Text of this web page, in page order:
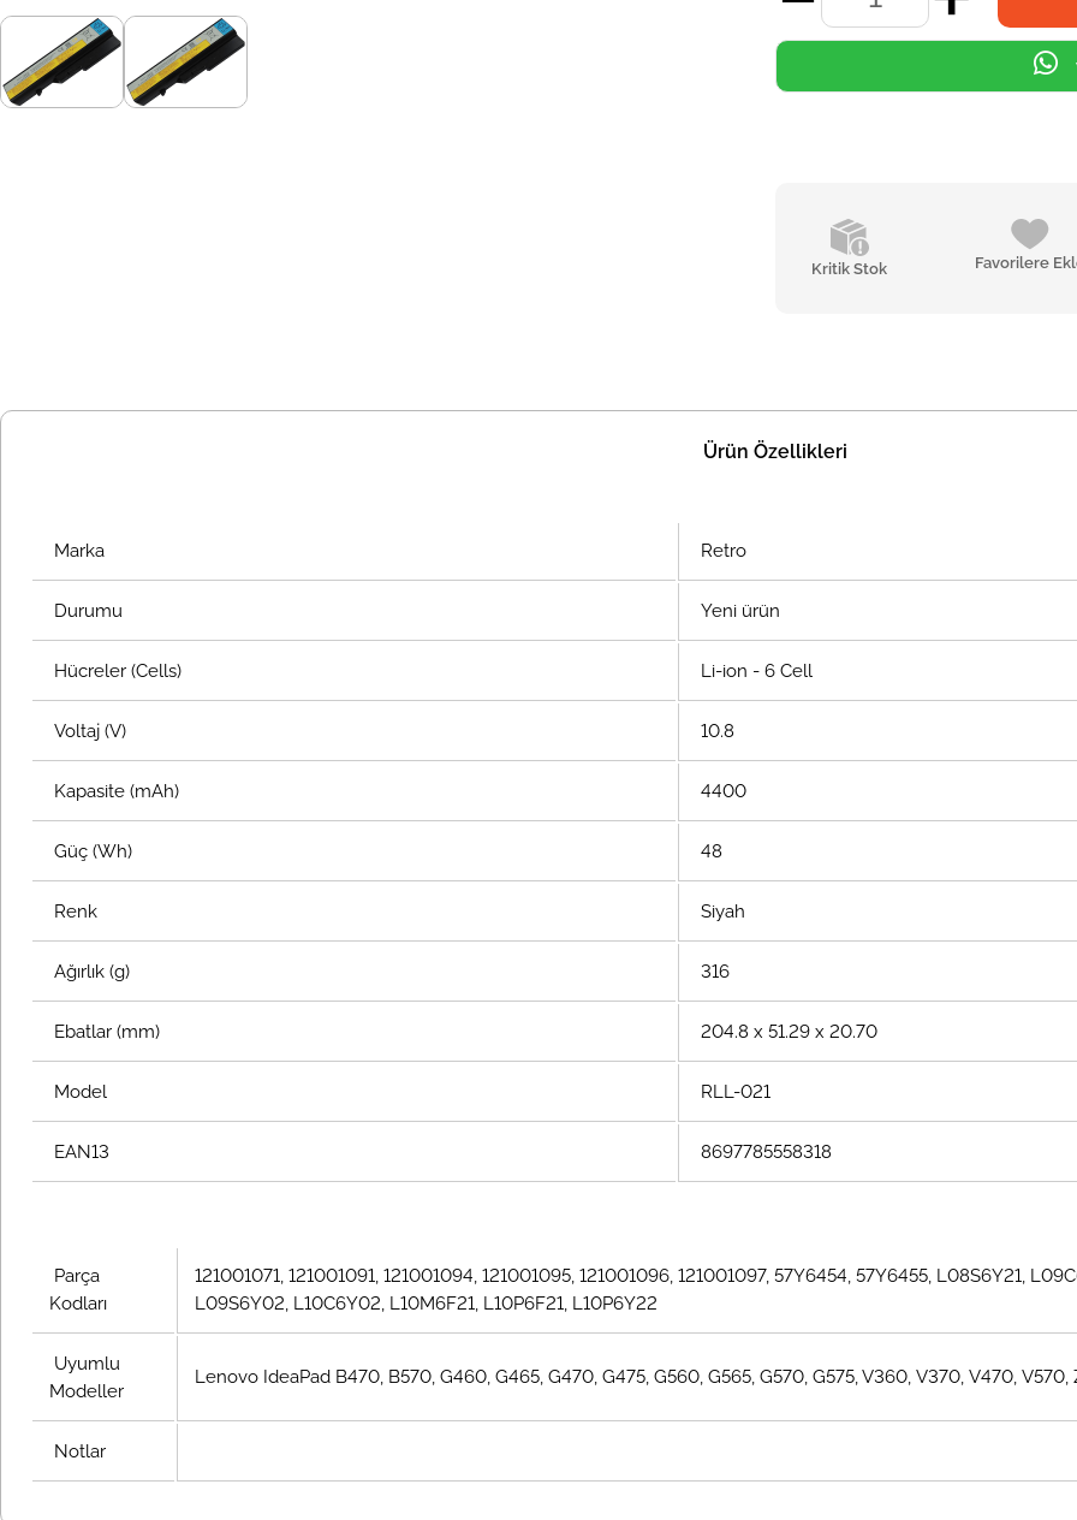
Kritik Stok Favorilere
Ürün Özellikleri
Marka Retro
Durumu Yeni ürün
Hücreler (Cells) Li-ion - 6 Cell
Voltaj (V) 10.8
Kapasite (mAh) 4400
Güç (Wh) 48
Renk Siyah
Ağırlık (g) 316
Ebatlar (mm) 204.8 x 51.29 x 20.70
Model RLL-021
EAN13 8697785558318
Parça
Kodları
121001071, 121001091, 121001094, 121001095, 121001096, 121001097, 57Y6454, 57Y6455, L08S6Y21,
L09S6Y02, L10C6Y02, L10M6F21, L10P6F21, L10P6Y22
Uyumlu
Modeller
Lenovo IdeaPad B470, B570, G460, G465, G470, G475, G560, G565, G570, G575, V360, V370, V470,
Notlar